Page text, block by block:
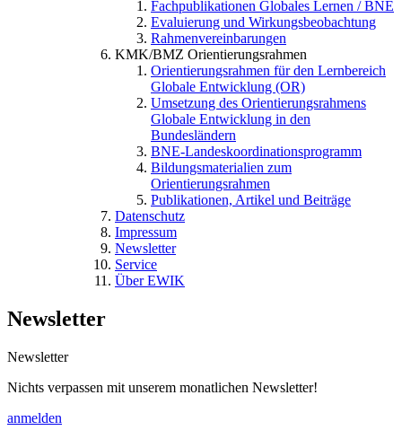
Fachpublikationen Globales Lernen / BNE
Evaluierung und Wirkungsbeobachtung
Rahmenvereinbarungen
KMK/BMZ Orientierungsrahmen
Orientierungsrahmen für den Lernbereich
Globale Entwicklung (OR)
Umsetzung des Orientierungsrahmens
Globale Entwicklung in den
Bundesländern
BNE-Landeskoordinationsprogramm
Bildungsmaterialien zum
Orientierungsrahmen
Publikationen, Artikel und Beiträge
Datenschutz
Impressum
Newsletter
Service
Über EWIK
Newsletter
Newsletter
Nichts verpassen mit unserem monatlichen Newsletter!
anmelden